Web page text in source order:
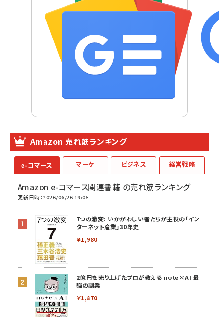
Amazon 売れ筋ランキング
e-コマース
Amazon e-コマース関連書籍 の売れ筋ランキング
更新日時：2026/06/26 19:05
7つの激変: いかがわしい者たちが主役の「イン
ターネット産業」30年史
￥1,980
2億円を売り上げたプロが教える note×AI 最
強の副業
￥1,870
マーケ ビジネス 経営戦略